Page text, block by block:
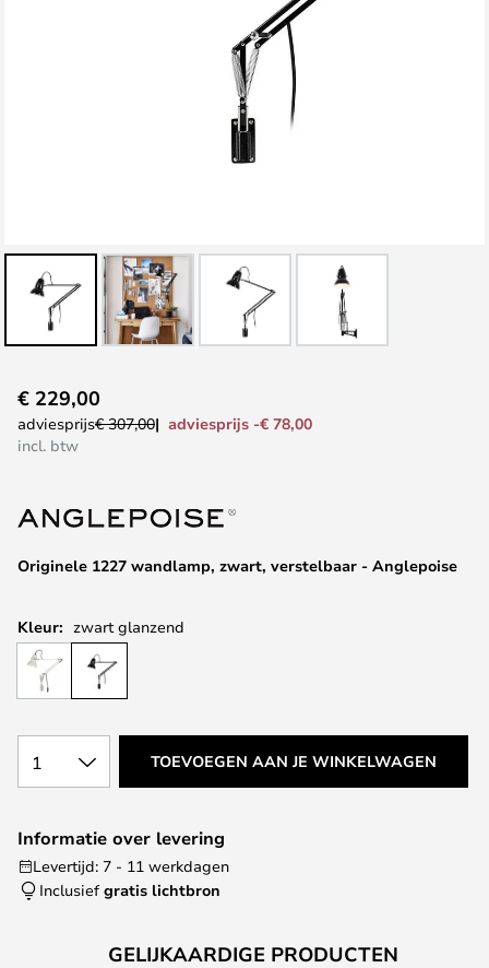
naar
het
de
gallerij
Originele 1227 wandlamp, zwart, verstelbaar - Anglepoise
€ 229,00
adviesprijs€ 307,00
adviesprijs -€ 78,00
incl. btw
Kleur: zwart glanzend
1 TOEVOEGEN AAN JE WINKELWAGEN
Informatie over levering
Levertijd: 7 - 11 werkdagen
Inclusief gratis lichtbron
GELIJKAARDIGE PRODUCTEN